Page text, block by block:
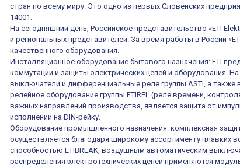
стран по всему миру. Это одно из первых Словенских
14001.
На сегодняшний день, Российское представительство «ETI
и региональных представителей. За время работы в России
качественного оборудования.
Инсталляционное оборудование бытового назначения: ETI
коммутации и защиты электрических цепей и оборудования.
выключатели и дифференциальные реле группы ASTI, а также
релейное оборудование группы ETIREL (реле времени,
важных направлений производства, является защита от
исполнении на DIN-рейку.
Оборудование промышленного назначения: комплексная
осуществляется благодаря широкому ассортименту
способностью ETIBREAK, воздушным автоматическим
распределения электротехнических цепей применяются